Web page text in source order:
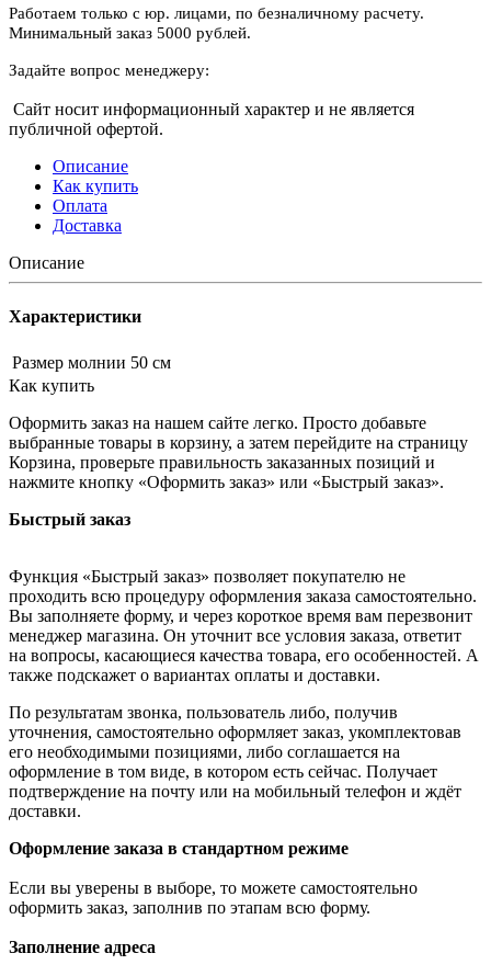
Работаем только с юр. лицами, по безналичному расчету.
Минимальный заказ 5000 рублей.
Задайте вопрос менеджеру:
Сайт носит информационный характер и не является
публичной офертой.
Описание
Как купить
Оплата
Доставка
Описание
Характеристики
Размер молнии 50 см
Как купить
Оформить заказ на нашем сайте легко. Просто добавьте
выбранные товары в корзину, а затем перейдите на страницу
Корзина, проверьте правильность заказанных позиций и
нажмите кнопку «Оформить заказ» или «Быстрый заказ».
Быстрый заказ
Функция «Быстрый заказ» позволяет покупателю не
проходить всю процедуру оформления заказа самостоятельно.
Вы заполняете форму, и через короткое время вам перезвонит
менеджер магазина. Он уточнит все условия заказа, ответит
на вопросы, касающиеся качества товара, его особенностей. А
также подскажет о вариантах оплаты и доставки.
По результатам звонка, пользователь либо, получив
уточнения, самостоятельно оформляет заказ, укомплектовав
его необходимыми позициями, либо соглашается на
оформление в том виде, в котором есть сейчас. Получает
подтверждение на почту или на мобильный телефон и ждёт
доставки.
Оформление заказа в стандартном режиме
Если вы уверены в выборе, то можете самостоятельно
оформить заказ, заполнив по этапам всю форму.
Заполнение адреса